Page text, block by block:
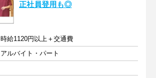
正社員登用も◎
時給1120円以上＋交通費
アルバイト・パート